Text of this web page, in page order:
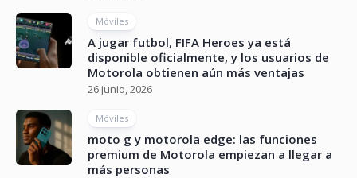
Móviles
A jugar futbol, FIFA Heroes ya está
disponible oficialmente, y los usuarios de
Motorola obtienen aún más ventajas
26 junio, 2026
Móviles
moto g y motorola edge: las funciones
premium de Motorola empiezan a llegar a
más personas